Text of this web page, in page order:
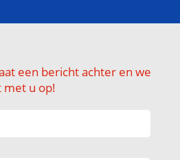
een bericht achter en we
met u op!